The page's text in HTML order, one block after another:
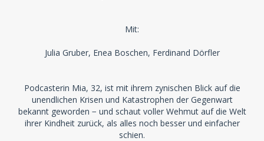
Mit:
Julia Gruber, Enea Boschen, Ferdinand Dörfler
Podcasterin Mia, 32, ist mit ihrem zynischen Blick auf die
unendlichen Krisen und Katastrophen der Gegenwart
bekannt geworden − und schaut voller Wehmut auf die Welt
ihrer Kindheit zurück, als alles noch besser und einfacher
schien.